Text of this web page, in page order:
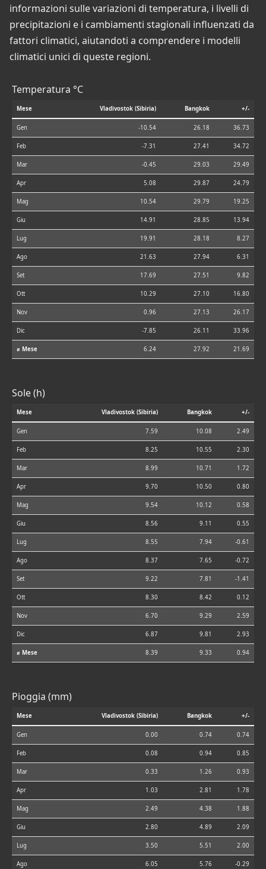
informazioni sulle variazioni di temperatura, i livelli di
precipitazioni e i cambiamenti stagionali influenzati da
fattori climatici, aiutandoti a comprendere i modelli
climatici unici di queste regioni.
Temperatura °C
Mese Vladivostok (Sibiria) Bangkok +/-
Gen -10.54 26.18 36.73
Feb -7.31 27.41 34.72
Mar -0.45 29.03 29.49
Apr 5.08 29.87 24.79
Mag 10.54 29.79 19.25
Giu 14.91 28.85 13.94
Lug 19.91 28.18 8.27
Ago 21.63 27.94 6.31
Set 17.69 27.51 9.82
Ott 10.29 27.10 16.80
Nov 0.96 27.13 26.17
Dic -7.85 26.11 33.96
⌀ Mese 6.24 27.92 21.69
Sole (h)
Mese Vladivostok (Sibiria) Bangkok +/-
Gen 7.59 10.08 2.49
Feb 8.25 10.55 2.30
Mar 8.99 10.71 1.72
Apr 9.70 10.50 0.80
Mag 9.54 10.12 0.58
Giu 8.56 9.11 0.55
Lug 8.55 7.94 -0.61
Ago 8.37 7.65 -0.72
Set 9.22 7.81 -1.41
Ott 8.30 8.42 0.12
Nov 6.70 9.29 2.59
Dic 6.87 9.81 2.93
⌀ Mese 8.39 9.33 0.94
Pioggia (mm)
Mese Vladivostok (Sibiria) Bangkok +/-
Gen 0.00 0.74 0.74
Feb 0.08 0.94 0.85
Mar 0.33 1.26 0.93
Apr 1.03 2.81 1.78
Mag 2.49 4.38 1.88
Giu 2.80 4.89 2.09
Lug 3.50 5.51 2.00
Ago 6.05 5.76 -0.29